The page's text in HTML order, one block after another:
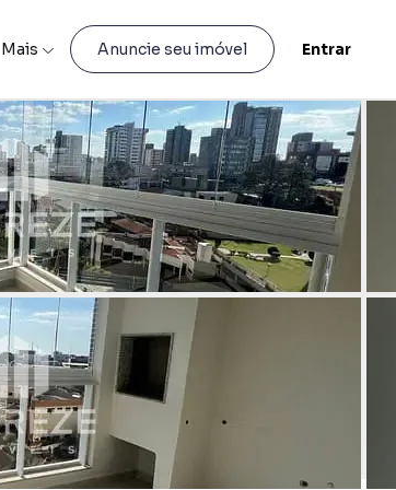
Mais Anuncie seu imóvel Entrar